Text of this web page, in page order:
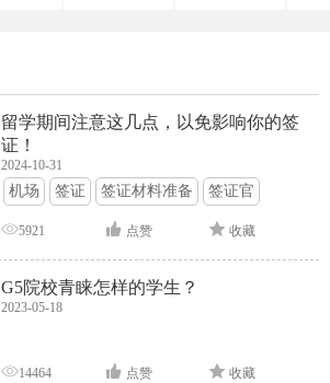
留学期间注意这几点，以免影响你的签
证！
2024-10-31
机场 签证 签证材料准备 签证官
签证面试 签证申请攻略
5921 点赞 收藏
G5院校青睐怎样的学生？
2023-05-18
14464 点赞 收藏